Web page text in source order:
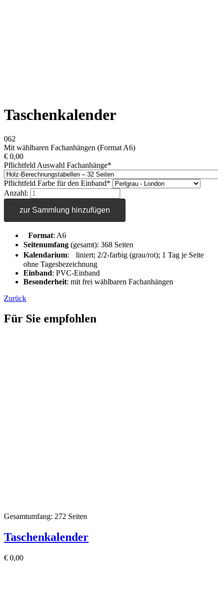
Taschenkalender
062
Mit wählbaren Fachanhängen (Format A6)
€ 0,00
Pflichtfeld Auswahl Fachanhänge*
Pflichtfeld Farbe für den Einband*
Anzahl:
zur Sammlung hinzufügen
Format: A6
Seitenumfang (gesamt): 368 Seiten
Kalendarium: liniert; 2/2-farbig (grau/rot); 1 Tag je Seite
ohne Tagesbezeichnung
Einband: PVC-Einband
Besonderheit: mit frei wählbaren Fachanhängen
Zurück
Für Sie empfohlen
Gesamtumfang: 272 Seiten
Taschenkalender
€ 0,00